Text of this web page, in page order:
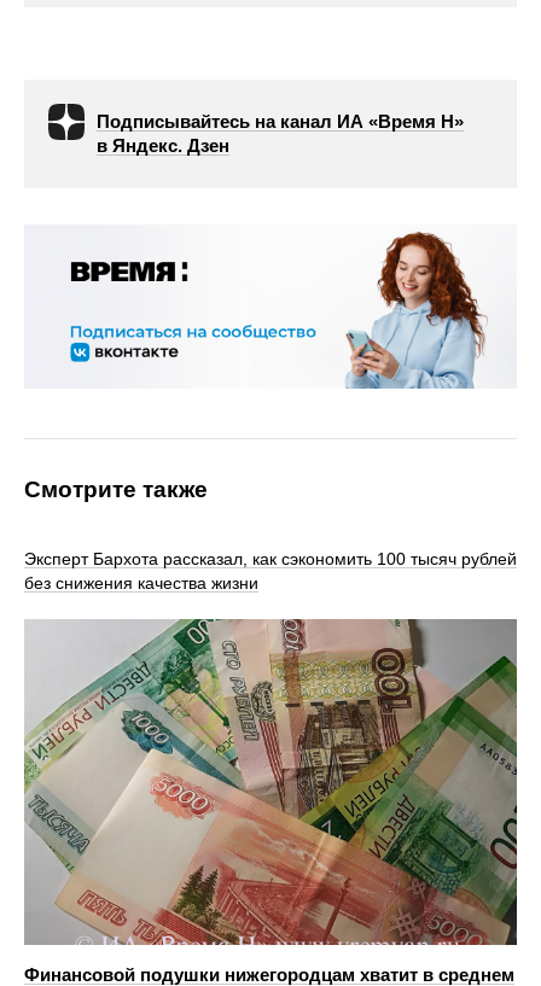
Подписывайтесь на канал ИА «Время Н»
в Яндекс. Дзен
Смотрите также
Эксперт Бархота рассказал, как сэкономить 100 тысяч рублей
без снижения качества жизни
Финансовой подушки нижегородцам хватит в среднем